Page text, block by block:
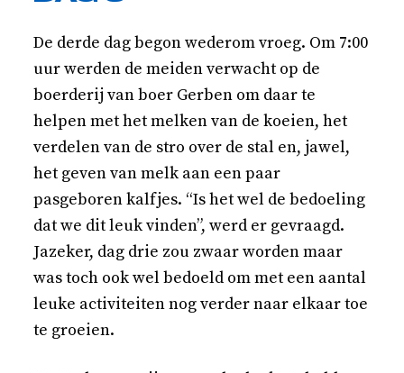
De derde dag begon wederom vroeg. Om 7:00
uur werden de meiden verwacht op de
boerderij van boer Gerben om daar te
helpen met het melken van de koeien, het
verdelen van de stro over de stal en, jawel,
het geven van melk aan een paar
pasgeboren kalfjes. “Is het wel de bedoeling
dat we dit leuk vinden”, werd er gevraagd.
Jazeker, dag drie zou zwaar worden maar
was toch ook wel bedoeld om met een aantal
leuke activiteiten nog verder naar elkaar toe
te groeien.